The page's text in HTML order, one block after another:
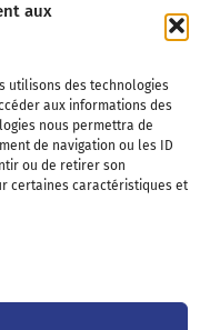
aux
utilisons des technologies
aux informations des
nous permettra de
de navigation ou les ID
ou de retirer son
certaines caractéristiques et
des Littoraux